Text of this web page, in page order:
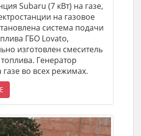
Subaru (7 кВт) на газе,
на газовое
система подачи
ГБО Lovato,
изготовлен смеситель
Генератор
газе во всех режимах.